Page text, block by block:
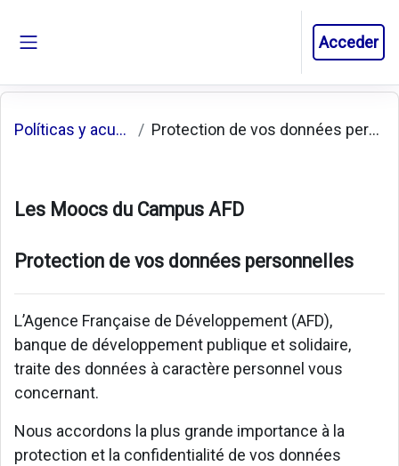
Acceder
Políticas y acuerdos Protection de vos données personnelles
Les Moocs du Campus AFD
Protection de vos données personnelles
L’Agence Française de Développement (AFD),
banque de développement publique et solidaire,
traite des données à caractère personnel vous
concernant.
Nous accordons la plus grande importance à la
protection et la confidentialité de vos données